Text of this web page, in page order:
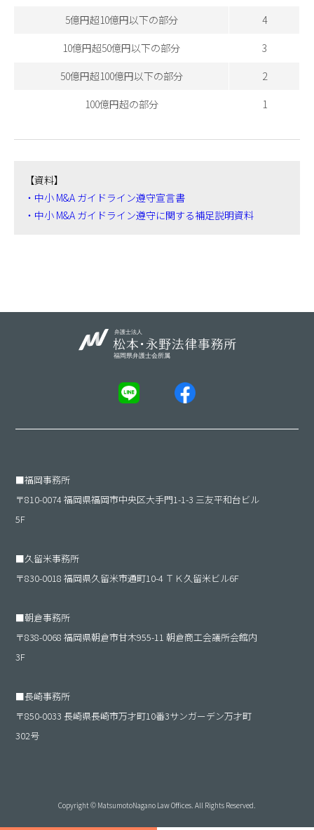
5億円超10億円以下の部分
4
10億円超50億円以下の部分
3
50億円超100億円以下の部分
2
100億円超の部分
1
【資料】
・中小 M&A ガイドライン遵守宣言書
・中小 M&A ガイドライン遵守に関する補足説明資料
■福岡事務所
〒810-0074 福岡県福岡市中央区大手門1-1-3 三友平和台ビル
5F
■久留米事務所
〒830-0018 福岡県久留米市通町10-4 ＴＫ久留米ビル6F
■朝倉事務所
〒838-0068 福岡県朝倉市甘木955-11 朝倉商工会議所会館内
3F
■長崎事務所
〒850-0033 長崎県長崎市万才町10番3サンガーデン万才町
302号
Copyright © MatsumotoNagano Law Offices. All Rights Reserved.